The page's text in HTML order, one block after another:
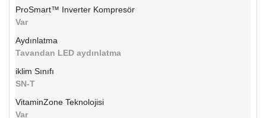
ProSmart™ Inverter Kompresör
Var
Aydınlatma
Tavandan LED aydınlatma
iklim Sınıfı
SN-T
VitaminZone Teknolojisi
Var